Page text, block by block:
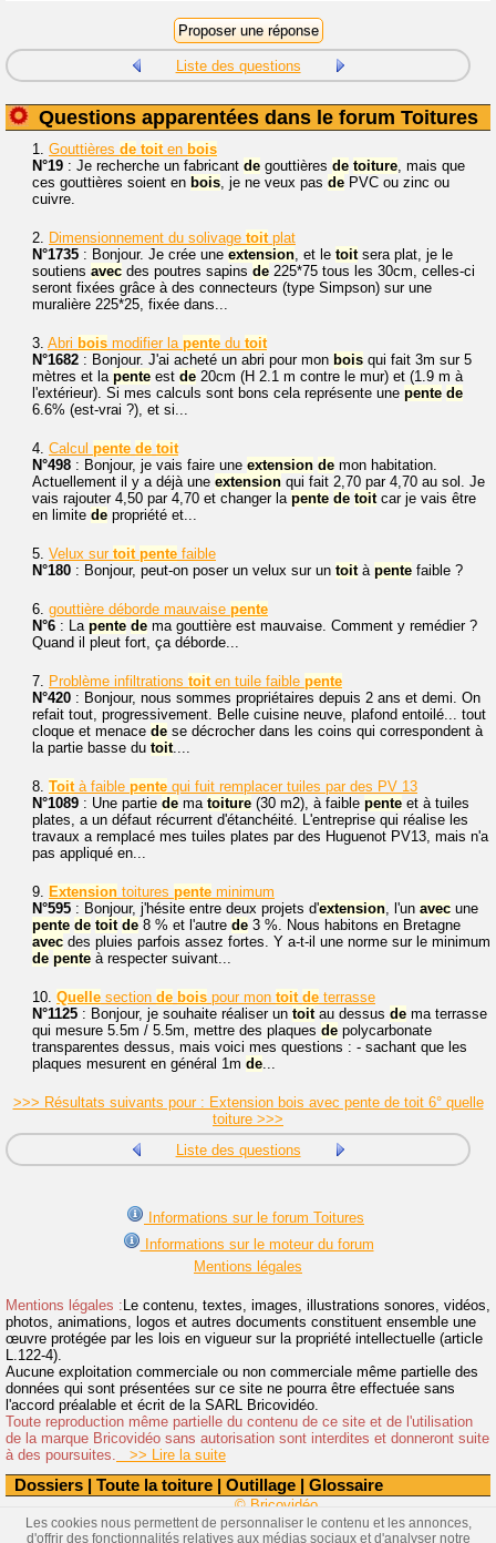
Dossiers | Toute la toiture | Outillage | Glossaire
Liste des questions
Questions apparentées dans le forum Toitures
1. Gouttières de toiten bois
N°19 : Je recherche un fabricant de gouttières de toiture, mais que
ces gouttières soient en bois, je ne veux pas de PVC ou zinc ou
cuivre.
2. Dimensionnement du solivage toitplat
N°1735 : Bonjour. Je crée une extension, et le toitsera plat, je le
soutiens avec des poutres sapins de 225*75 tous les 30cm, celles-ci
seront fixées grâce à des connecteurs (type Simpson) sur une
muralière 225*25, fixée dans...
3. Abri bois modifier la pente du toit
N°1682 : Bonjour. J'ai acheté un abri pour mon bois qui fait 3m sur 5
mètres et la pente est de 20cm (H 2.1 m contre le mur) et (1.9 m à
l'extérieur). Si mes calculs sont bons cela représente une pente de
6.6% (est-vrai ?), et si...
4. Calcul pente de toit
N°498 : Bonjour, je vais faire une extension de mon habitation.
Actuellement il y a déjà une extension qui fait 2,70 par 4,70 au sol. Je
vais rajouter 4,50 par 4,70 et changer la pente de toitcar je vais être
en limite de propriété et...
5. Velux sur toit pente faible
N°180 : Bonjour, peut-on poser un velux sur un toità pente faible ?
6. gouttière déborde mauvaise pente
N°6 : La pente de ma gouttière est mauvaise. Comment y remédier ?
Quand il pleut fort, ça déborde...
7. Problème infiltrations toiten tuile faible pente
N°420 : Bonjour, nous sommes propriétaires depuis 2 ans et demi. On
refait tout, progressivement. Belle cuisine neuve, plafond entoilé... tout
cloque et menace de se décrocher dans les coins qui correspondent à
la partie basse du toit....
8. Toità faible pente qui fuit remplacer tuiles par des PV 13
N°1089 : Une partie de ma toiture (30 m2), à faible pente et à tuiles
plates, a un défaut récurrent d'étanchéité. L'entreprise qui réalise les
travaux a remplacé mes tuiles plates par des Huguenot PV13, mais n'a
pas appliqué en...
9. Extension toitures pente minimum
N°595 : Bonjour, j'hésite entre deux projets d'extension, l'un avec une
pente de toit de 8 % et l'autre de 3 %. Nous habitons en Bretagne
avec des pluies parfois assez fortes. Y a-t-il une norme sur le minimum
de pente à respecter suivant...
10. Quelle section de bois pour mon toit de terrasse
N°1125 : Bonjour, je souhaite réaliser un toitau dessus de ma terrasse
qui mesure 5.5m / 5.5m, mettre des plaques de polycarbonate
transparentes dessus, mais voici mes questions : - sachant que les
plaques mesurent en général 1m de...
>>> Résultats suivants pour : Extension bois avec pente de toit 6° quelle
toiture >>>
Liste des questions
Informations sur le forum Toitures
Informations sur le moteur du forum
Mentions légales
Mentions légales : Le contenu, textes, images, illustrations sonores, vidéos,
photos, animations, logos et autres documents constituent ensemble une
œuvre protégée par les lois en vigueur sur la propriété intellectuelle (article
L.122-4).
Aucune exploitation commerciale ou non commerciale même partielle des
données qui sont présentées sur ce site ne pourra être effectuée sans
l'accord préalable et écrit de la SARL Bricovidéo.
Toute reproduction même partielle du contenu de ce site et de l'utilisation
de la marque Bricovidéo sans autorisation sont interdites et donneront suite
à des poursuites. >> Lire la suite
© Bricovidéo
Les cookies nous permettent de personnaliser le contenu et les annonces,
d'offrir des fonctionnalités relatives aux médias sociaux et d'analyser notre